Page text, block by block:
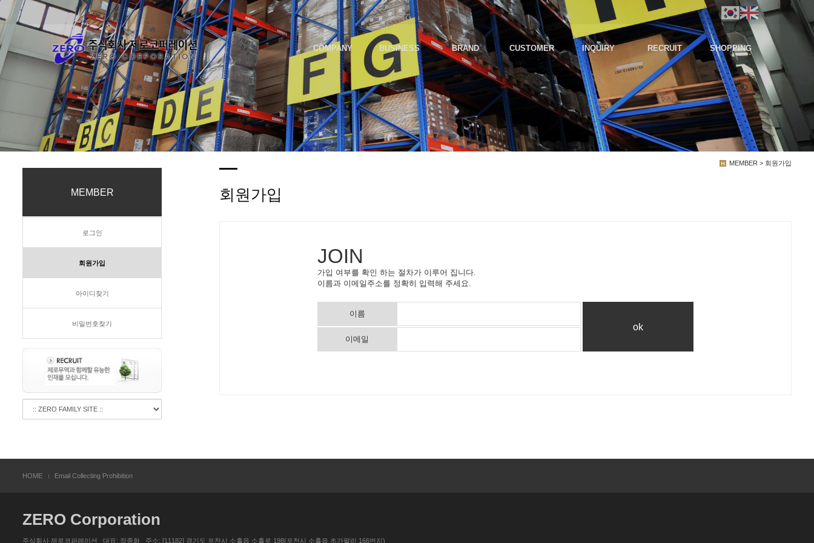
COMPANY BUSINESS BRAND CUSTOMER INQUIRY RECRUIT SHOPPING
We have created a awesome theme
Far far away,behind the word mountains, far from the countries
MEMBER > 회원가입
MEMBER
로그인
회원가입
아이디찾기
비밀번호찾기
회원가입
JOIN
가입 여부를 확인 하는 절차가 이루어 집니다.
이름과 이메일주소를 정확히 입력해 주세요.
이름
이메일
HOME Email Collecting Prohibition
ZERO Corporation
주식회사 제로코퍼레이션 대표: 정종화 주소: [11182] 경기도 포천시 소흘읍 소흘로 198(포천시 소흘읍 초가팔리 166번지)